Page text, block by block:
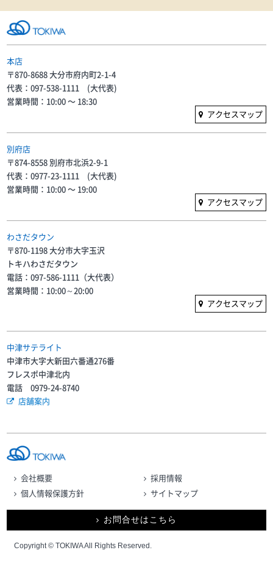
本店
〒870-8688 大分市府内町2-1-4
代表：097-538-1111 (大代表)
営業時間：10:00 〜 18:30
アクセスマップ
別府店
〒874-8558 別府市北浜2-9-1
代表：0977-23-1111 (大代表)
営業時間：10:00 〜 19:00
アクセスマップ
わさだタウン
〒870-1198 大分市大字玉沢
トキハわさだタウン
電話：097-586-1111（大代表）
営業時間：10:00～20:00
アクセスマップ
中津サテライト
中津市大字大新田六番通276番
フレスポ中津北内
電話 0979-24-8740
店舗案内
会社概要
採用情報
個人情報保護方針
サイトマップ
お問合せはこちら
Copyright © TOKIWA All Rights Reserved.